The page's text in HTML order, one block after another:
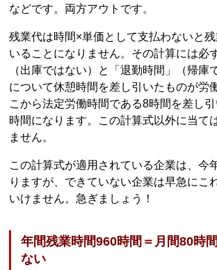
などです。両方アウトです。
残業代は時間×単価として支払わないと
いることになりません。その計算には必
（出庫ではない）と「退勤時間」（帰庫
について休憩時間を差し引いたものが労
こから法定労働時間である8時間を差し
時間になります。この計算式以外に当て
ません。
この計算式が適用されている企業は、今
りますが、できていない企業は早急にこ
いけません。急ぎましょう！
年間残業時間960時間＝月間80時
ない